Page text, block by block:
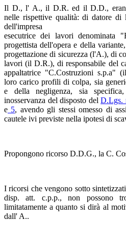
Il D., l' A., il D.R. ed il D.D.,
nelle rispettive qualità: di datore di
dell'impresa
esecutrice dei lavori
progettista dell'opera e della
progettazione di sicurezza (l'A.), di
lavori (il D.R.), di responsabile del
appaltatrice "C.Costruzioni s.p.a"
loro carico profili di colpa, sia
e della negligenza, sia
inosservanza del disposto delD.Lgs.
e 5, avendo gli stessi omesso di
cautele ivi previste nella ipotesi di
Propongono ricorso D.D.G., la C.
I ricorsi che vengono sotto
disp. att. c.p.p., non possono
limitatamente a quanto si dirà al
dall' A..